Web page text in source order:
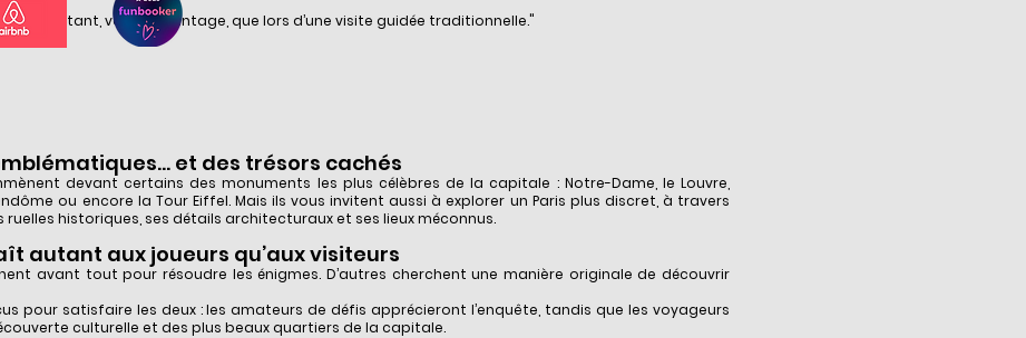
autant, voire davantage, que lors d’une visite guidée traditionnelle."
et des trésors cachés
devant certains des monuments les plus célèbres de la capitale : Notre-Dame, le Louvre,
ou encore la Tour Eiffel. Mais ils vous invitent aussi à explorer un Paris plus discret, à travers
ruelles historiques, ses détails architecturaux et ses lieux méconnus.
autant aux joueurs qu’aux visiteurs
avant tout pour résoudre les énigmes. D’autres cherchent une manière originale de découvrir
pour satisfaire les deux : les amateurs de défis apprécieront l’enquête, tandis que les voyageurs
culturelle et des plus beaux quartiers de la capitale.​